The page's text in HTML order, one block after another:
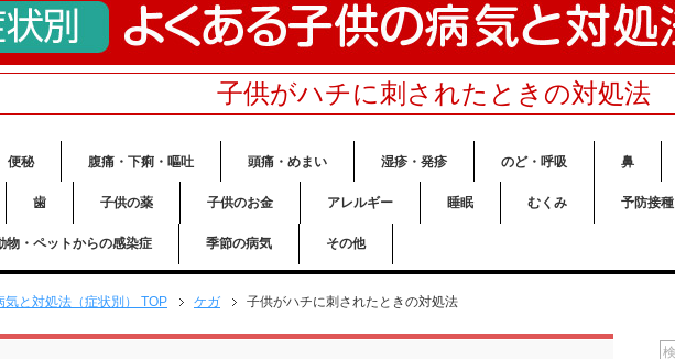
子供がハチに刺されたときの対処法
便秘 腹痛・下痢・嘔吐 頭痛・めまい 湿疹・発疹 のど・呼吸 鼻
歯 子供の薬 子供のお金 アレルギー 睡眠 むくみ 予防接種
物・ペットからの感染症 季節の病気 その他
気と対処法（症状別） TOP ケガ 子供がハチに刺されたときの対処法